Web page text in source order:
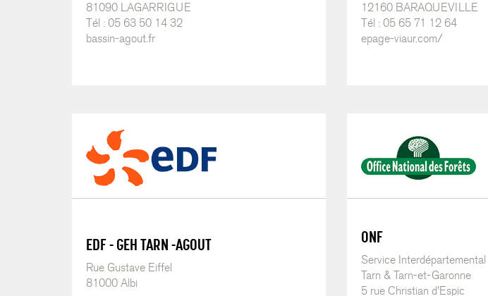
81090 LAGARRIGUE
Tél : 05 63 50 14 32
bassin-agout.fr
12160 BARAQUEVILLE
Tél : 05 65 71 12 64
epage-viaur.com/
EDF - GEH TARN -AGOUT
Rue Gustave Eiffel
81000 Albi
ONF
Service Interdépartemental
Tarn & Tarn-et-Garonne
5 rue Christian d'Espic